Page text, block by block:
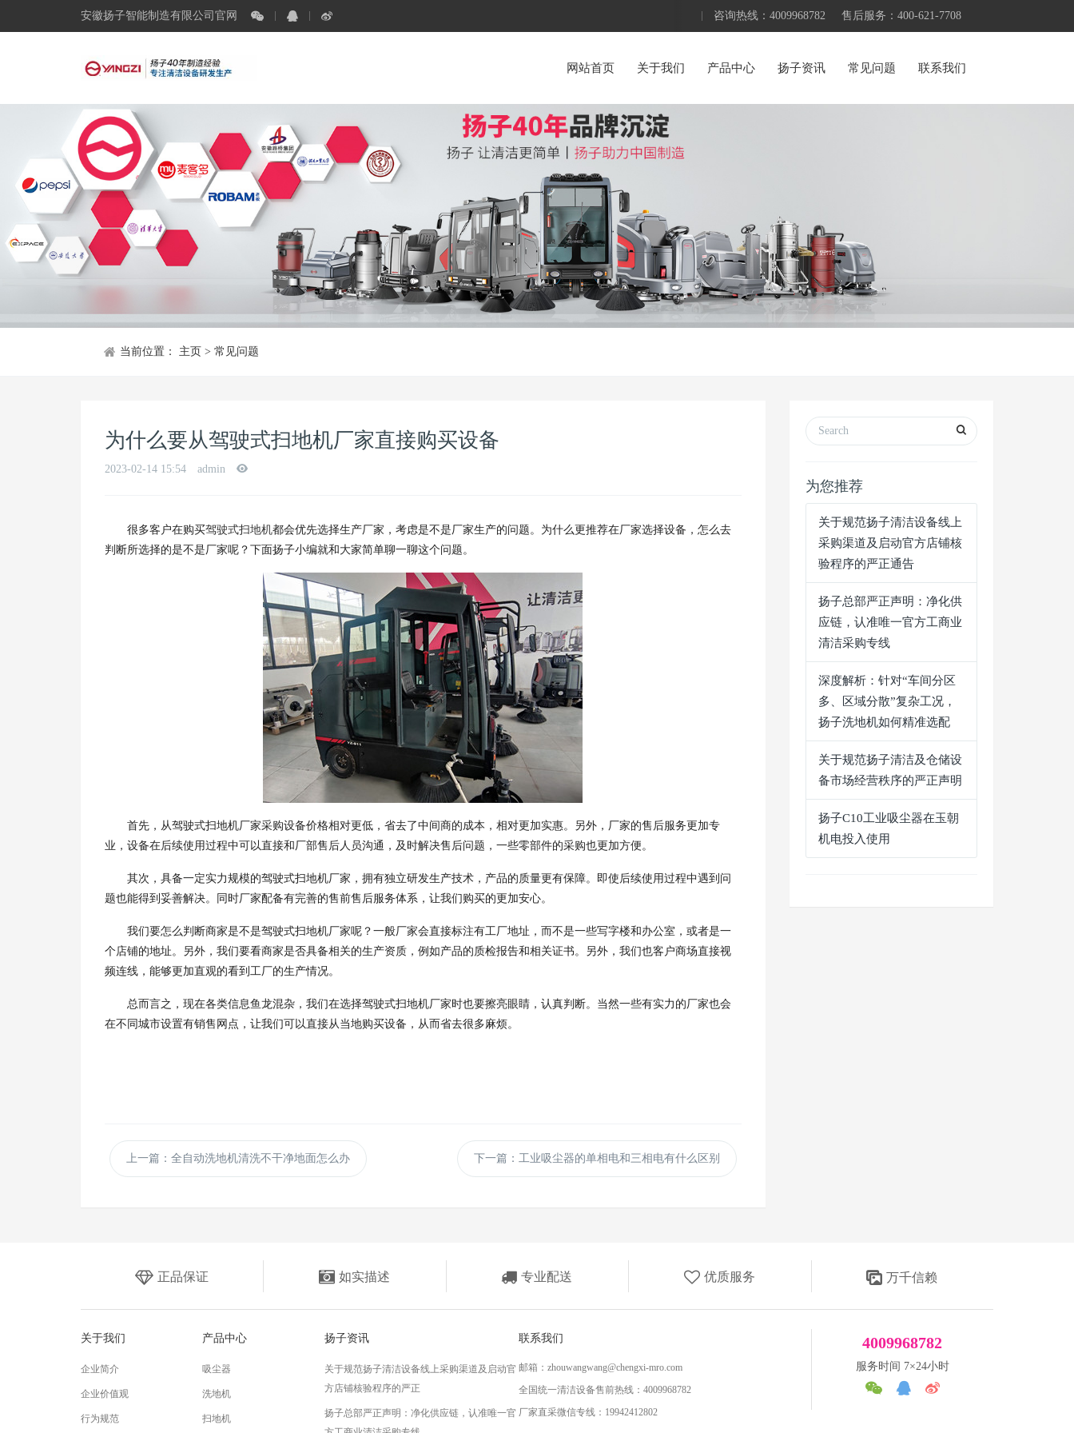
安徽扬子智能制造有限公司官网 咨询热线：4009968782 售后服务：400-621-7708
网站首页 关于我们 产品中心 扬子资讯 常见问题 联系我们
当前位置： 主页 > 常见问题
为什么要从驾驶式扫地机厂家直接购买设备
2023-02-14 15:54 admin
很多客户在购买驾驶式扫地机都会优先选择生产厂家，考虑是不是厂家生产的问题。为什么更推荐在厂家选择设备，怎么去
判断所选择的是不是厂家呢？下面扬子小编就和大家简单聊一聊这个问题。
首先，从驾驶式扫地机厂家采购设备价格相对更低，省去了中间商的成本，相对更加实惠。另外，厂家的售后服务更加专
业，设备在后续使用过程中可以直接和厂部售后人员沟通，及时解决售后问题，一些零部件的采购也更加方便。
其次，具备一定实力规模的驾驶式扫地机厂家，拥有独立研发生产技术，产品的质量更有保障。即使后续使用过程中遇到问
题也能得到妥善解决。同时厂家配备有完善的售前售后服务体系，让我们购买的更加安心。
我们要怎么判断商家是不是驾驶式扫地机厂家呢？一般厂家会直接标注有工厂地址，而不是一些写字楼和办公室，或者是一
个店铺的地址。另外，我们要看商家是否具备相关的生产资质，例如产品的质检报告和相关证书。另外，我们也客户商场直接视
频连线，能够更加直观的看到工厂的生产情况。
总而言之，现在各类信息鱼龙混杂，我们在选择驾驶式扫地机厂家时也要擦亮眼睛，认真判断。当然一些有实力的厂家也会
在不同城市设置有销售网点，让我们可以直接从当地购买设备，从而省去很多麻烦。
上一篇：全自动洗地机清洗不干净地面怎么办 下一篇：工业吸尘器的单相电和三相电有什么区别
为您推荐
关于规范扬子清洁设备线上
采购渠道及启动官方店铺核
验程序的严正通告
扬子总部严正声明：净化供
应链，认准唯一官方工商业
清洁采购专线
深度解析：针对“车间分区
多、区域分散”复杂工况，
扬子洗地机如何精准选配
关于规范扬子清洁及仓储设
备市场经营秩序的严正声明
扬子C10工业吸尘器在玉朝
机电投入使用
正品保证 如实描述 专业配送 优质服务 万千信赖
关于我们
企业简介
企业价值观
行为规范
产品中心
吸尘器
洗地机
扫地机
扬子资讯
关于规范扬子清洁设备线上采购渠道及启动官
方店铺核验程序的严正
扬子总部严正声明：净化供应链，认准唯一官
联系我们
邮箱：zhouwangwang@chengxi-mro.com
全国统一清洁设备售前热线：4009968782
厂家直采微信专线：19942412802
4009968782
服务时间 7×24小时